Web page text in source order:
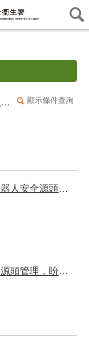
顯示條件查詢
外送員與平台業者如經確認屬勞雇關係者，其勞健保及勞退金等權益，即應依相關法規辦理
勞動部職安署推動工業用機器人安全源頭管理，促成產業與勞工雙贏
勞動部職安署推動機械安全源頭管理，盼產業支持工作安全